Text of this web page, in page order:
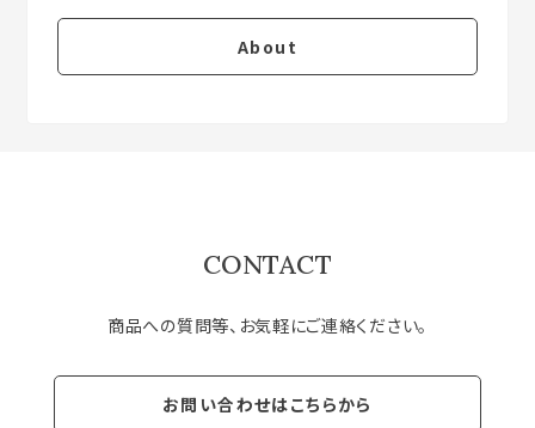
About
CONTACT
商品への質問等、お気軽にご連絡ください。
お問い合わせはこちらから